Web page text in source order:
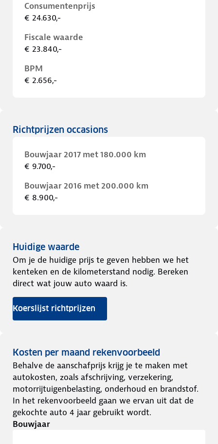
Consumentenprijs
€ 24.630,-
Fiscale waarde
€ 23.840,-
BPM
€ 2.656,-
Richtprijzen occasions
Bouwjaar 2017 met 180.000 km
€ 9.700,-
Bouwjaar 2016 met 200.000 km
€ 8.900,-
Huidige waarde
Om je de huidige prijs te geven hebben we het
kenteken en de kilometerstand nodig. Bereken
direct wat jouw auto waard is.
Koerslijst richtprijzen
Kosten per maand rekenvoorbeeld
Behalve de aanschafprijs krijg je te maken met
autokosten, zoals afschrijving, verzekering,
motorrijtuigenbelasting, onderhoud en brandstof.
In het rekenvoorbeeld gaan we ervan uit dat de
gekochte auto 4 jaar gebruikt wordt.
Bouwjaar